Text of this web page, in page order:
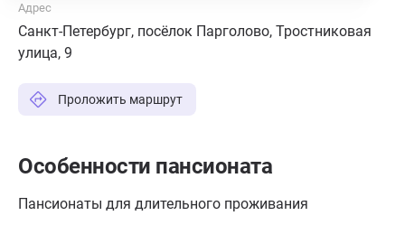
Адрес
Санкт-Петербург, посёлок Парголово, Тростниковая
улица, 9
Проложить маршрут
Особенности пансионата
Пансионаты для длительного проживания